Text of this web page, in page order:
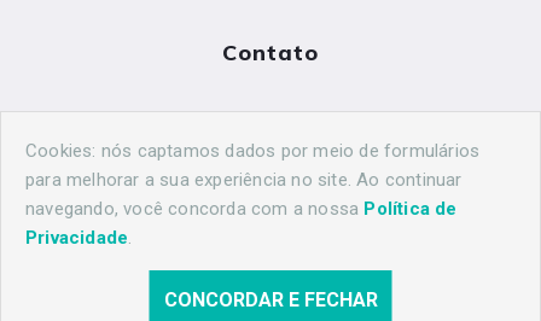
Contato
maringahistorica@gmail.com
© 2026 Maringá Histórica. Todos os direitos reservados.
Cookies: nós captamos dados por meio de formulários
para melhorar a sua experiência no site. Ao continuar
navegando, você concorda com a nossa Política de
Privacidade.
CONCORDAR E FECHAR